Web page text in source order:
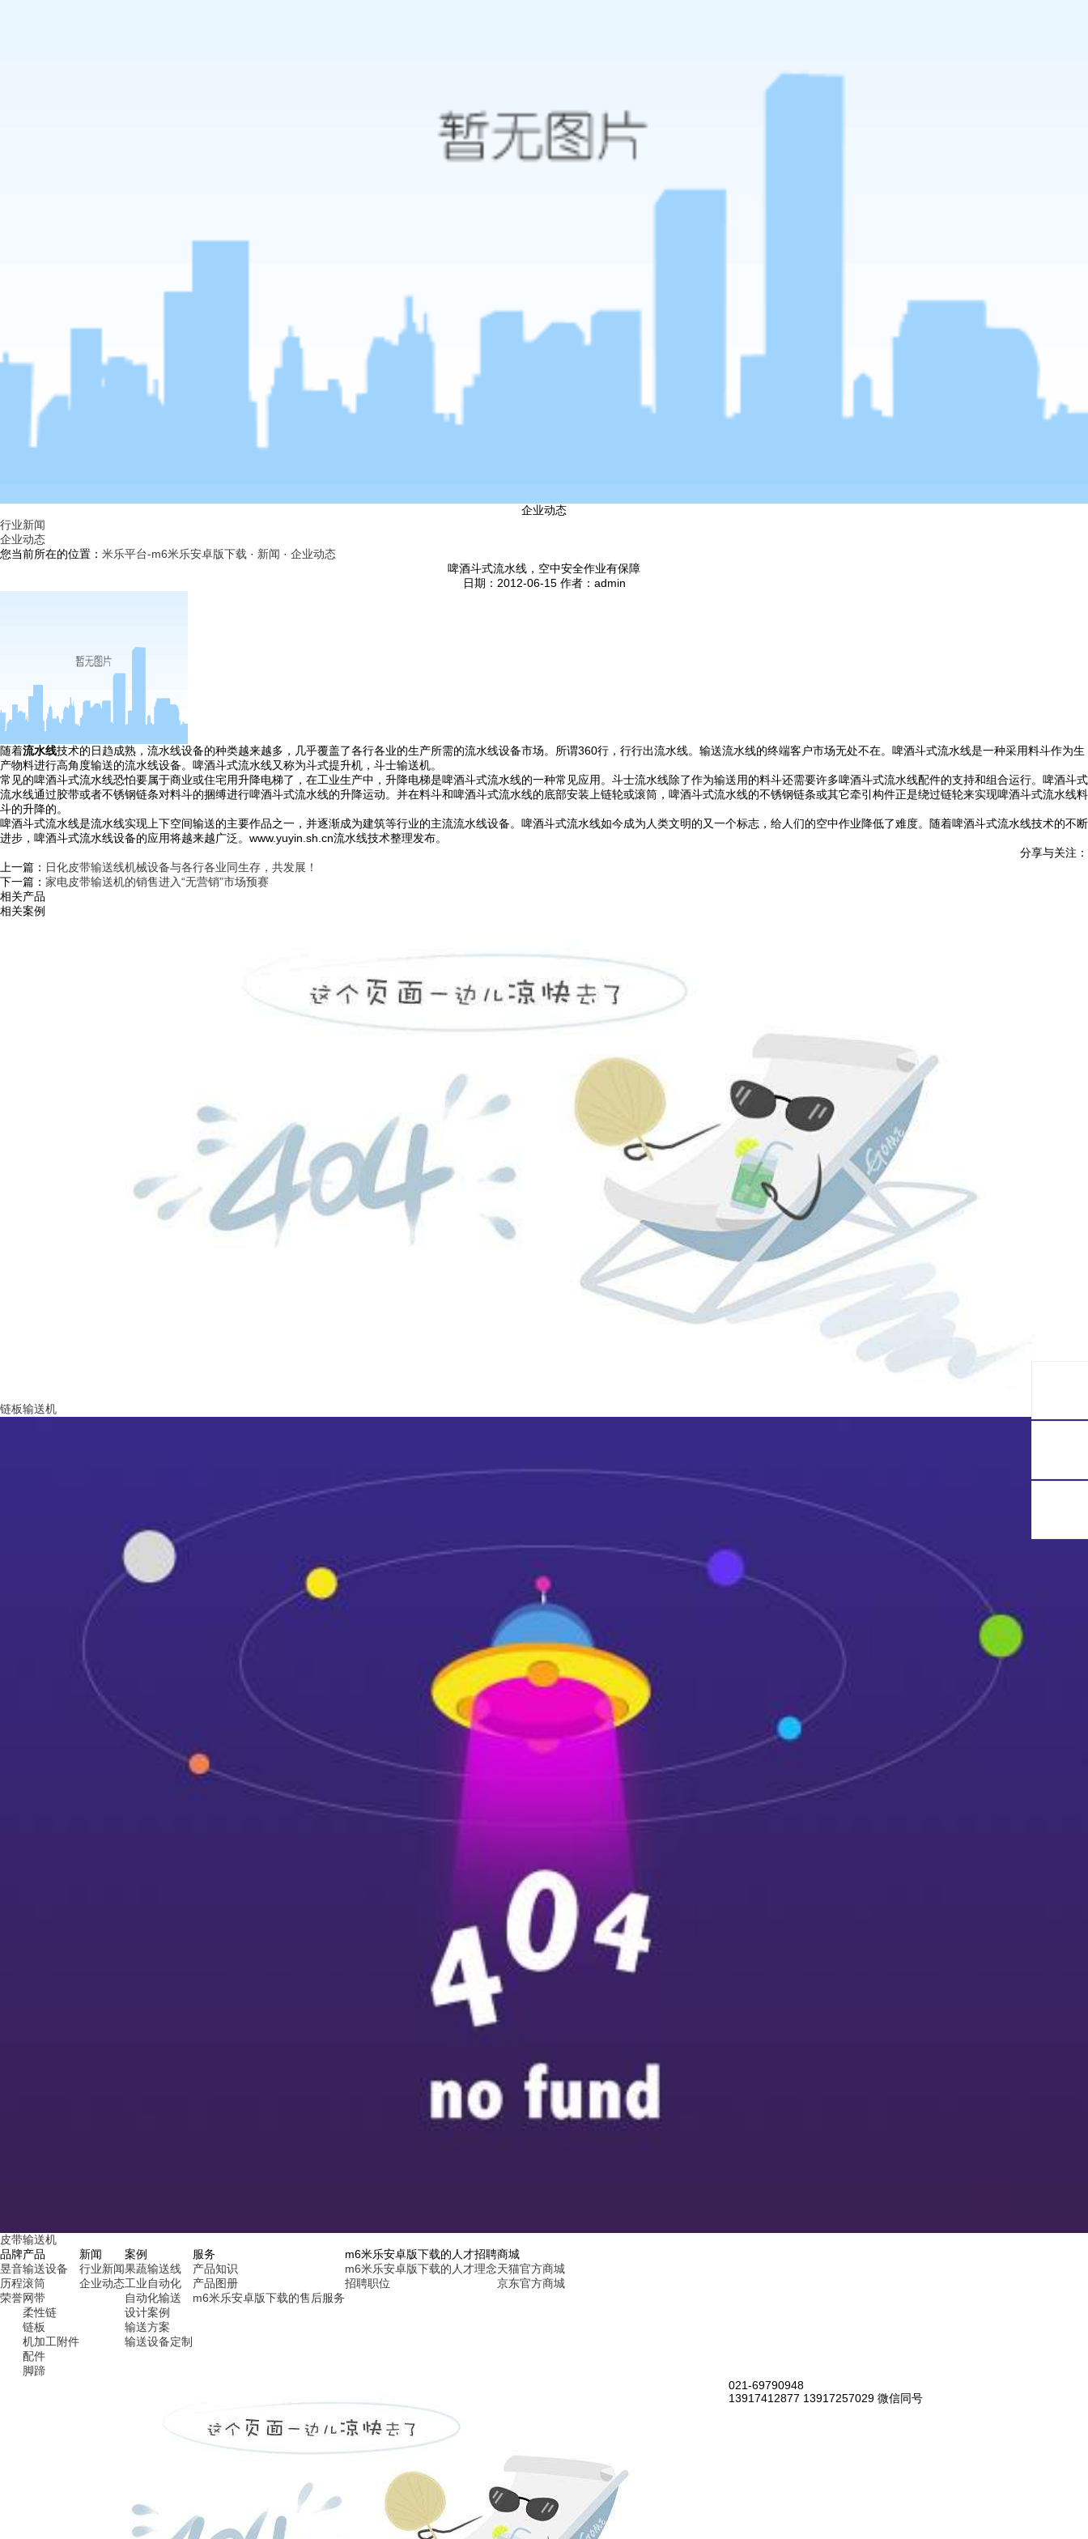
企业动态
行业新闻
企业动态
您当前所在的位置： 米乐平台-m6米乐安卓版下载 · 新闻 · 企业动态
啤酒斗式流水线，空中安全作业有保障
日期：2012-06-15 作者：admin
随着流水线技术的日趋成熟，流水线设备的种类越来越多，几乎覆盖了各行各业的生产所需的流水线设备市场。所谓360行，行行出流水线。输送流水线的终端客户市场无处不在。啤酒斗式流水线是一种采用料斗作为生
产物料进行高角度输送的流水线设备。啤酒斗式流水线又称为斗式提升机，斗士输送机。
常见的啤酒斗式流水线恐怕要属于商业或住宅用升降电梯了，在工业生产中，升降电梯是啤酒斗式流水线的一种常见应用。斗士流水线除了作为输送用的料斗还需要许多啤酒斗式流水线配件的支持和组合运行。啤酒斗式
流水线通过胶带或者不锈钢链条对料斗的捆缚进行啤酒斗式流水线的升降运动。并在料斗和啤酒斗式流水线的底部安装上链轮或滚筒，啤酒斗式流水线的不锈钢链条或其它牵引构件正是绕过链轮来实现啤酒斗式流水线料
斗的升降的。
啤酒斗式流水线是流水线实现上下空间输送的主要作品之一，并逐渐成为建筑等行业的主流流水线设备。啤酒斗式流水线如今成为人类文明的又一个标志，给人们的空中作业降低了难度。随着啤酒斗式流水线技术的不断
进步，啤酒斗式流水线设备的应用将越来越广泛。www.yuyin.sh.cn流水线技术整理发布。
分享与关注：
上一篇： 日化皮带输送线机械设备与各行各业同生存，共发展！
下一篇： 家电皮带输送机的销售进入“无营销”市场预赛
相关产品
相关案例
链板输送机
皮带输送机
品牌
昱音
历程
荣誉
产品
输送设备
滚筒
网带
柔性链
链板
机加工附件
配件
脚蹄
新闻
行业新闻
企业动态
案例
果蔬输送线
工业自动化
自动化输送
设计案例
输送方案
输送设备定制
服务
产品知识
产品图册
m6米乐安卓版下载的售后服务
m6米乐安卓版下载的人才招聘
m6米乐安卓版下载的人才理念
招聘职位
商城
天猫官方商城
京东官方商城
021-69790948
13917412877 13917257029 微信同号